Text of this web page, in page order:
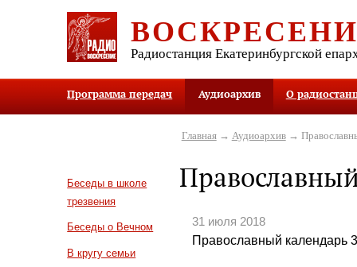
Радиостанция Екатеринбургской
Программа передач Аудиоархив О
Беседы в школе
трезвения
Беседы о Вечном
В кругу семьи
Главная→ Аудиоархив→
31 июля 2018
Православный календарь